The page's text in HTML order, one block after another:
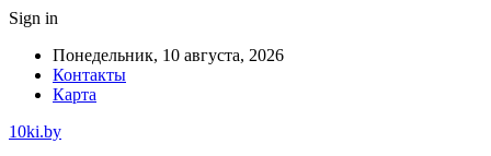
Sign in
Понедельник, 10 августа, 2026
Контакты
Карта
10ki.by